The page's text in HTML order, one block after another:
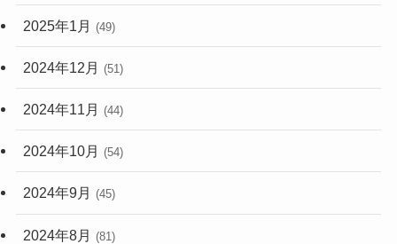
2025年1月 (49)
2024年12月 (51)
2024年11月 (44)
2024年10月 (54)
2024年9月 (45)
2024年8月 (81)